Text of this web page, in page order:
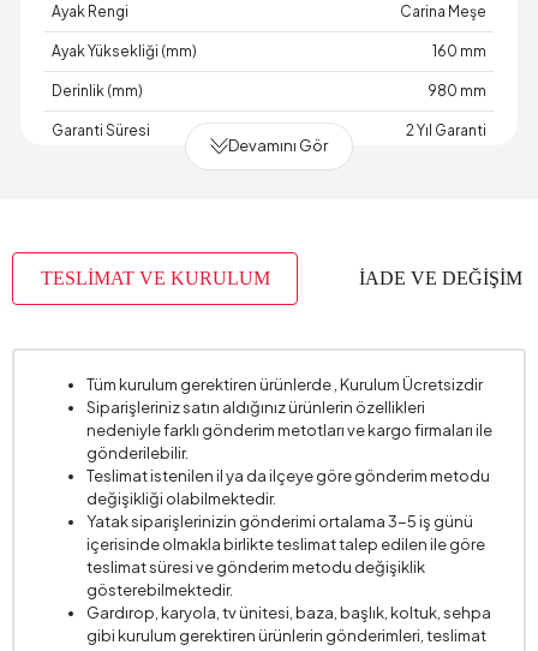
Ayak Rengi Carina Meşe
Ayak Yüksekliği (mm) 160 mm
Derinlik (mm) 980 mm
Garanti Süresi 2 Yıl Garanti
Kapasite
Kartela Kumaş No 8184
Kırlent 1 Ölçüsü 45 x 45 cm
Kırlent 2 Adet
Kırlent 2 Kumaş Rengi Turuncu
Kırlent 2 Ölçü 35 x 50 cm
Kol Genişliği (mm)
Kol Yüksekliği (mm) 690 mm
Kurulum Gerekliliği Evet
Devamını Gör
TESLİMAT VE KURULUM İADE VE DEĞİŞİM
Tüm kurulum gerektiren ürünlerde , Kurulum Ücretsizdir
Siparişleriniz satın aldığınız ürünlerin özellikleri
nedeniyle farklı gönderim metotları ve kargo firmaları ile
gönderilebilir.
Teslimat istenilen il ya da ilçeye göre gönderim metodu
değişikliği olabilmektedir.
Yatak siparişlerinizin gönderimi ortalama 3-5 iş günü
içerisinde olmakla birlikte teslimat talep edilen ile göre
teslimat süresi ve gönderim metodu değişiklik
gösterebilmektedir.
Gardırop, karyola, tv ünitesi, baza, başlık, koltuk, sehpa
gibi kurulum gerektiren ürünlerin gönderimleri, teslimat